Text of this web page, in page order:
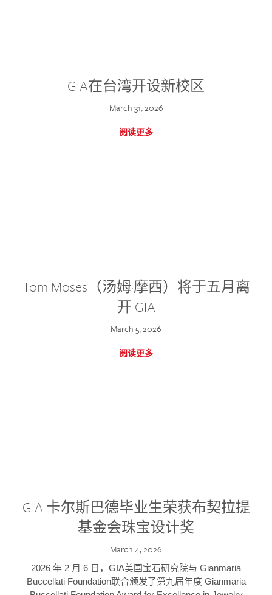
GIA在台湾开设新校区
March 31, 2026
阅读更多
Tom Moses（汤姆·摩西）将于五月离
开 GIA
March 5, 2026
阅读更多
GIA 卡尔斯巴德毕业生荣获布契拉提
基金会珠宝设计奖
March 4, 2026
2026 年 2 月 6 日，GIA美国宝石研究院与 Gianmaria
Buccellati Foundation联合颁发了第九届年度 Gianmaria